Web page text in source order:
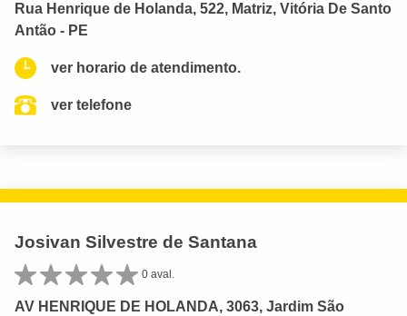
Rua Henrique de Holanda, 522, Matriz, Vitória De Santo
Antão - PE
ver horario de atendimento.
ver telefone
Josivan Silvestre de Santana
0 aval.
AV HENRIQUE DE HOLANDA, 3063, Jardim São